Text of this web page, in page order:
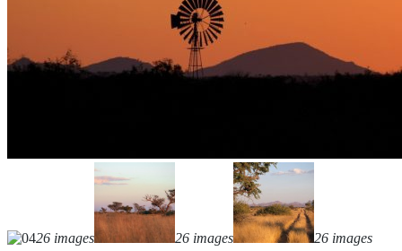
26 images 26 images 26 images